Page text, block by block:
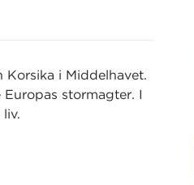
i Middelhavet.
stormagter. I